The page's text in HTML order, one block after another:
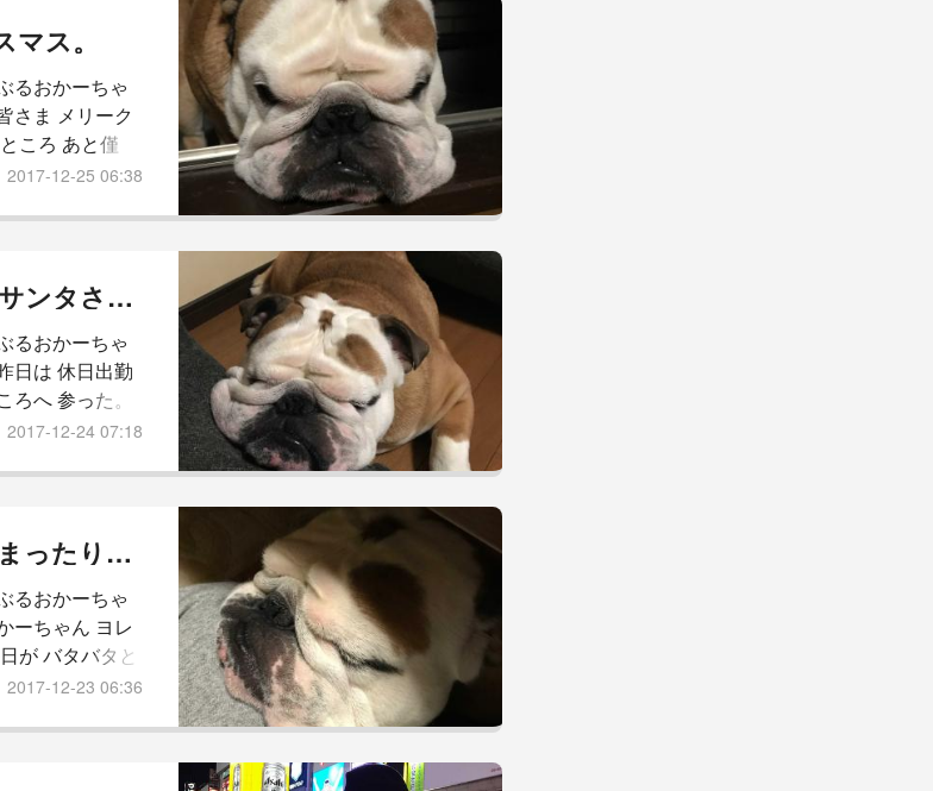
参りましょ
ポ。 【 おは
ス。
るおかーちゃ
さま メリーク
ころ あと僅
しだけ 休みが
明けは 既に ハ
一番の 書き入
て 頑張るわ
2017-12-25 06:38
ガッツポーズの サンタさん！！
るおかーちゃ
日は 休日出勤
へ 参った。
ちゅー間に 駆
ちゃん 多忙に
） その 少な
りを お届け出
2017-12-24 07:18
ポカポカ陽気で まったりんこ。
るおかーちゃ
ーちゃん ヨレ
が バタバタと
ん弁当も ずっ
か ワクワクす
2017-12-23 06:36